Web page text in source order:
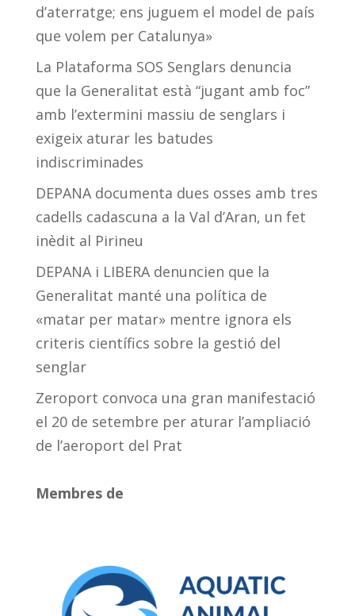
d’aterratge; ens juguem el model de país
que volem per Catalunya»
La Plataforma SOS Senglars denuncia
que la Generalitat està “jugant amb foc”
amb l’extermini massiu de senglars i
exigeix aturar les batudes
indiscriminades
DEPANA documenta dues osses amb tres
cadells cadascuna a la Val d’Aran, un fet
inèdit al Pirineu
DEPANA i LIBERA denuncien que la
Generalitat manté una política de
«matar per matar» mentre ignora els
criteris científics sobre la gestió del
senglar
Zeroport convoca una gran manifestació
el 20 de setembre per aturar l’ampliació
de l’aeroport del Prat
Membres de